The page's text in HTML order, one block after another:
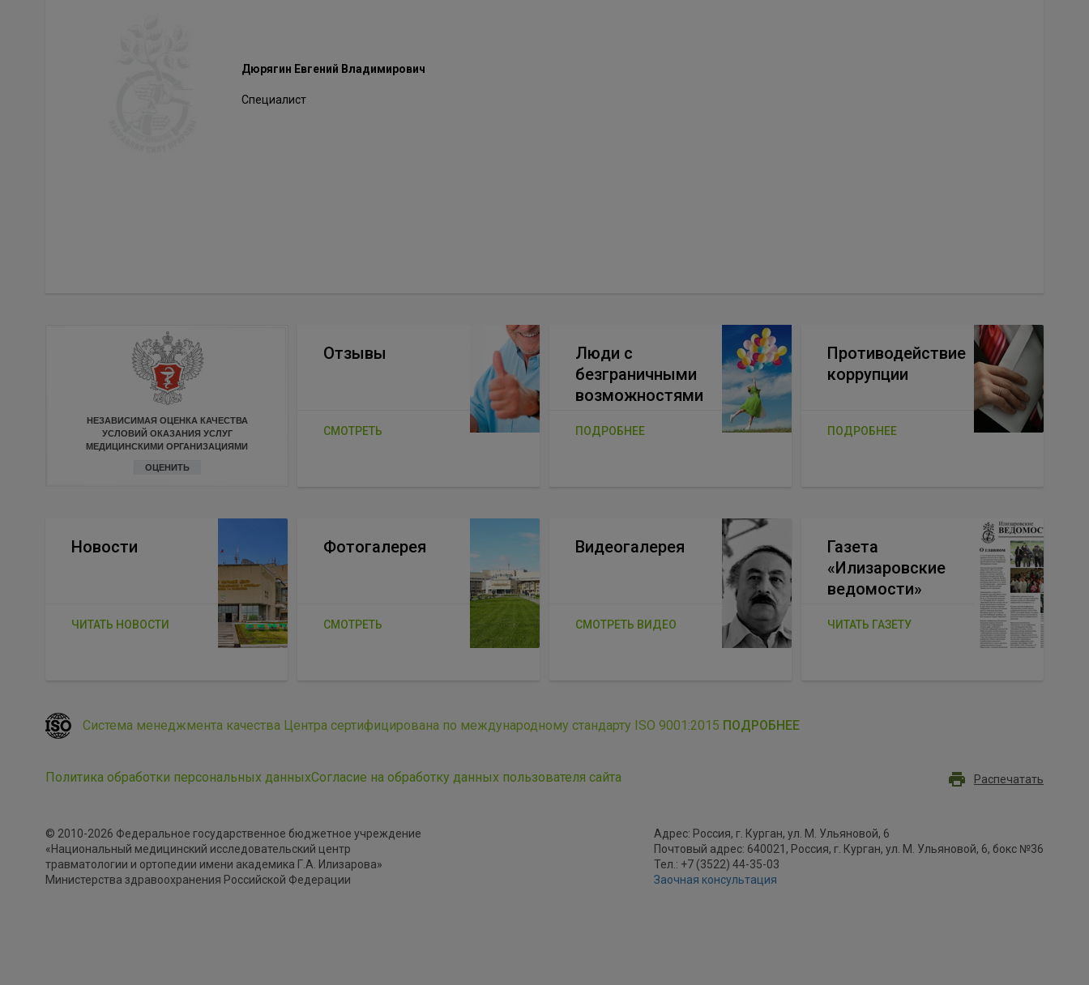
Дюрягин Евгений Владимирович
Специалист
НЕЗАВИСИМАЯ ОЦЕНКА КАЧЕСТВА
УСЛОВИЙ ОКАЗАНИЯ УСЛУГ
МЕДИЦИНСКИМИ ОРГАНИЗАЦИЯМИ
ОЦЕНИТЬ
Отзывы
СМОТРЕТЬ
Люди с
безграничными
возможностями
ПОДРОБНЕЕ
Противодействие
коррупции
ПОДРОБНЕЕ
Новости
ЧИТАТЬ НОВОСТИ
Фотогалерея
СМОТРЕТЬ
Видеогалерея
СМОТРЕТЬ ВИДЕО
Газета
«Илизаровские
ведомости»
ЧИТАТЬ ГАЗЕТУ
Система менеджмента качества Центра сертифицирована по международному стандарту ISO 9001:2015 ПОДРОБНЕЕ
Политика обработки персональных данныхСогласие на обработку данных пользователя сайта Распечатать
© 2010-2026 Федеральное государственное бюджетное учреждение
«Национальный медицинский исследовательский центр
травматологии и ортопедии имени академика Г.А. Илизарова»
Министерства здравоохранения Российской Федерации
Адрес: Россия, г. Курган, ул. М. Ульяновой, 6
Почтовый адрес: 640021, Россия, г. Курган, ул. М. Ульяновой, 6, бокс №36
Тел.: +7 (3522) 44-35-03
Заочная консультация